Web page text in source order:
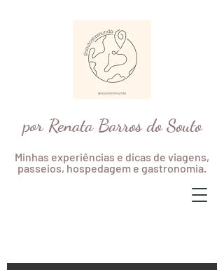
por Renata Barros do Souto
Minhas experiências e dicas de viagens,
passeios, hospedagem e gastronomia.